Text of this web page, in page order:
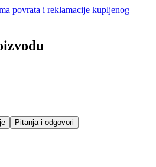
povrata i reklamacije kupljenog
Pitanja i odgovori